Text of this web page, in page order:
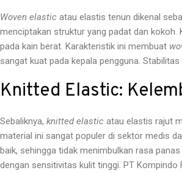
Woven elastic atau elastis tenun dikenal
menciptakan struktur yang padat dan
pada kain berat. Karakteristik ini membuat
sangat kuat pada kepala pengguna.
Knitted Elastic:
Sebaliknya, knitted elastic atau elastis rajut
material ini sangat populer di sektor medis
baik, sehingga tidak menimbulkan rasa
dengan sensitivitas kulit tinggi. PT